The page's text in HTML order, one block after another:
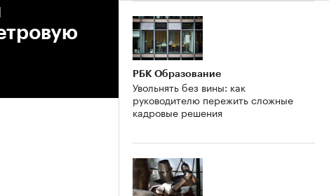
РБК Образование
Увольнять без вины: как
руководителю пережить сложные
кадровые решения